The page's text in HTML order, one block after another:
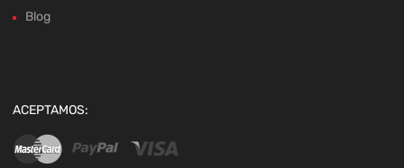
Blog
ACEPTAMOS: